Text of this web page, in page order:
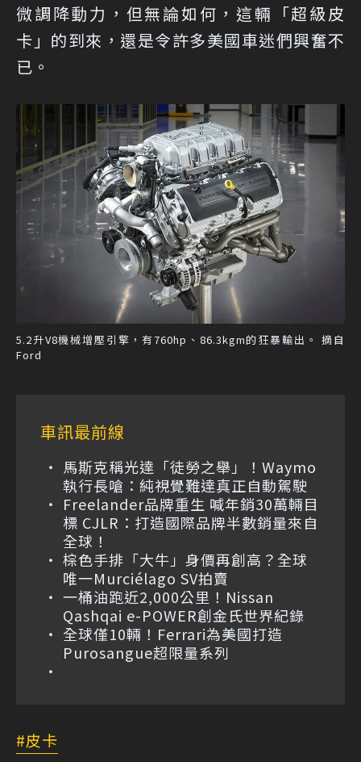
微調降動力，但無論如何，這輛「超級皮
卡」的到來，還是令許多美國車迷們興奮不
已。
5.2升V8機械增壓引擎，有760hp、86.3kgm的狂暴輸出。 摘自
Ford
車訊最前線
馬斯克稱光達「徒勞之舉」！Waymo
執行長嗆：純視覺難達真正自動駕駛
Freelander品牌重生 喊年銷30萬輛目
標 CJLR：打造國際品牌半數銷量來自
全球！
棕色手排「大牛」身價再創高？全球
唯一Murciélago SV拍賣
一桶油跑近2,000公里！Nissan
Qashqai e-POWER創金氏世界紀錄
全球僅10輛！Ferrari為美國打造
Purosangue超限量系列
皮卡